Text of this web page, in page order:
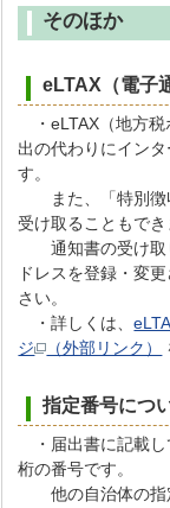
そのほか
eLTAX（電子
・eLTAX（地方税
出の代わりにイン
す。
また、「特別徴
受け取ることもでき
通知書の受け取
ドレスを登録・変
さい。
・詳しくは、
ジ
（外部リンク）
指定番号につ
・届出書に記載し
桁の番号です。
他の自治体の指